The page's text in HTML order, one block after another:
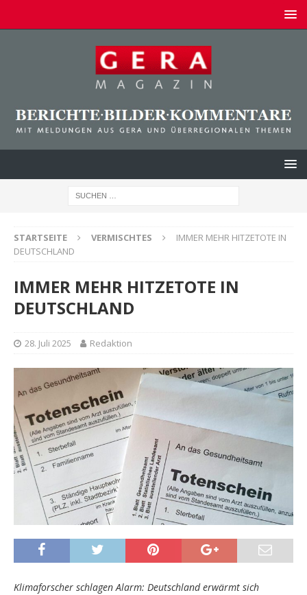
STARTSEITE VERMISCHTES
IMMER MEHR HITZETOTE IN
DEUTSCHLAND
IMMER MEHR HITZETOTE IN
DEUTSCHLAND
28. Juli 2025 Redaktion
Klimaforscher schlagen Alarm: Deutschland erwärmt sich